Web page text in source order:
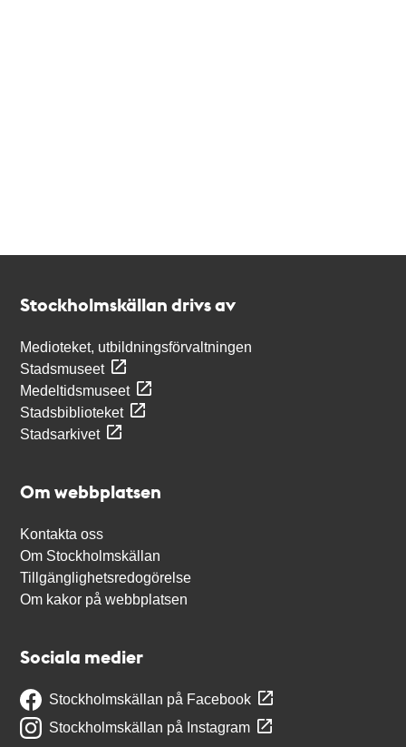
Stockholmskällan drivs av
Medioteket, utbildningsförvaltningen
Stadsmuseet
Medeltidsmuseet
Stadsbiblioteket
Stadsarkivet
Om webbplatsen
Kontakta oss
Om Stockholmskällan
Tillgänglighetsredogörelse
Om kakor på webbplatsen
Sociala medier
Stockholmskällan på Facebook
Stockholmskällan på Instagram